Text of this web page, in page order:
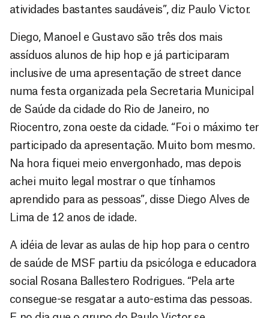
atividades bastantes saudáveis”, diz Paulo Victor.
Diego, Manoel e Gustavo são três dos mais
assíduos alunos de hip hop e já participaram
inclusive de uma apresentação de street dance
numa festa organizada pela Secretaria Municipal
de Saúde da cidade do Rio de Janeiro, no
Riocentro, zona oeste da cidade. “Foi o máximo ter
participado da apresentação. Muito bom mesmo.
Na hora fiquei meio envergonhado, mas depois
achei muito legal mostrar o que tínhamos
aprendido para as pessoas”, disse Diego Alves de
Lima de 12 anos de idade.
A idéia de levar as aulas de hip hop para o centro
de saúde de MSF partiu da psicóloga e educadora
social Rosana Ballestero Rodrigues. “Pela arte
consegue-se resgatar a auto-estima das pessoas.